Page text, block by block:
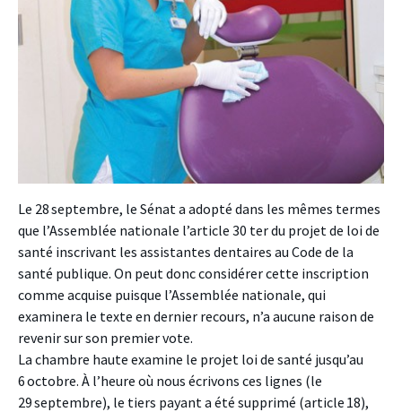
Le 28 septembre, le Sénat a adopté dans les mêmes termes
que l’Assemblée nationale l’article 30 ter du projet de loi de
santé inscrivant les assistantes dentaires au Code de la
santé publique. On peut donc considérer cette inscription
comme acquise puisque l’Assemblée nationale, qui
examinera le texte en dernier recours, n’a aucune raison de
revenir sur son premier vote.
La chambre haute examine le projet loi de santé jusqu’au
6 octobre. À l’heure où nous écrivons ces lignes (le
29 septembre), le tiers payant a été supprimé (article 18),